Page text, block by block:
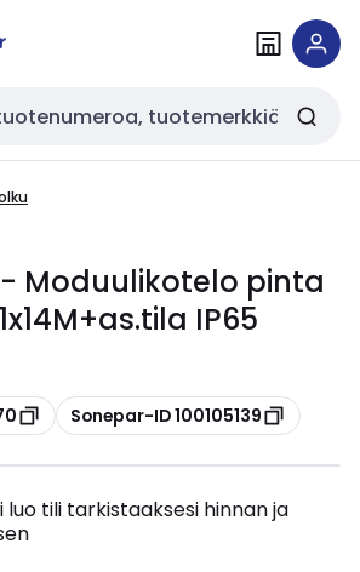
- Moduulikotelo pinta
IP65
Kopioi
Sonepar-ID 100105139
luo tili tarkistaaksesi hinnan ja